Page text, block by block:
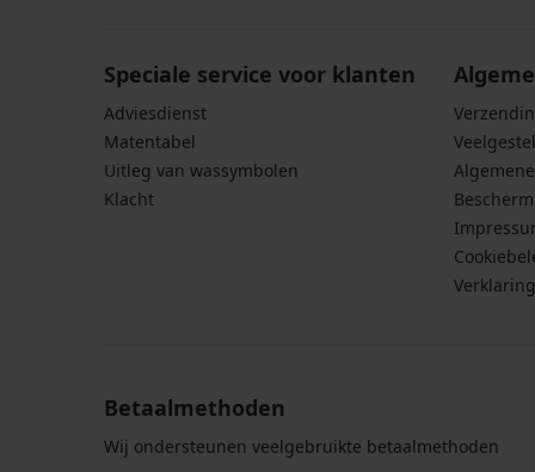
Speciale service voor klanten
Adviesdienst
Matentabel
Uitleg van wassymbolen
Klacht
Betaalmethoden
Wij ondersteunen veelgebruikte betaalmethoden